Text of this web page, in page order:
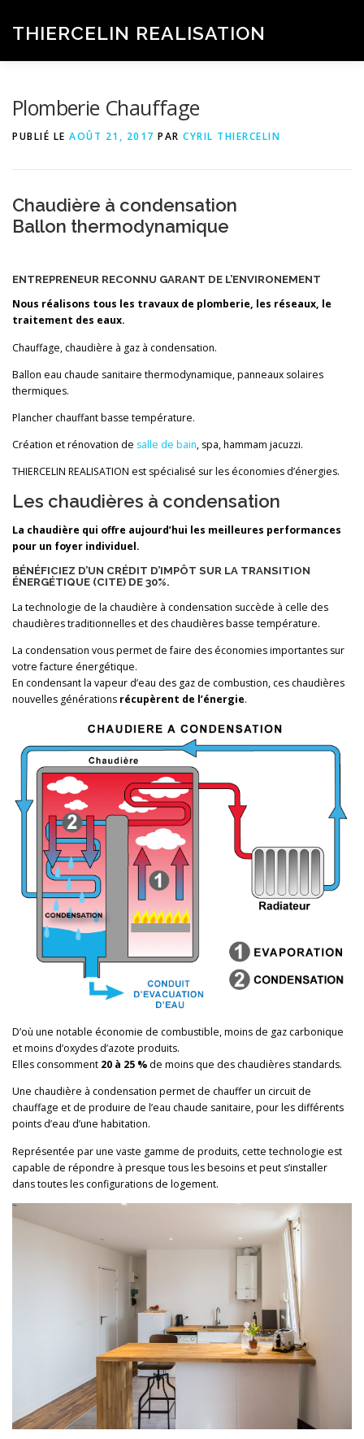
contenu
THIERCELIN REALISATION
QUALIFICATIONS ET ASSURANCES
Plomberie Chauffage
PUBLIÉ LE AOÛT 21, 2017 PAR CYRIL THIERCELIN
Chaudière à condensation
Ballon thermodynamique
ENTREPRENEUR RECONNU GARANT DE L’ENVIRONEMENT
Nous réalisons tous les travaux de plomberie, les réseaux, le
traitement des eaux.
Chauffage, chaudière à gaz à condensation.
Ballon eau chaude sanitaire thermodynamique, panneaux solaires
thermiques.
Plancher chauffant basse température.
Création et rénovation de salle de bain, spa, hammam jacuzzi.
THIERCELIN REALISATION est spécialisé sur les économies d’énergies.
Les chaudières à condensation
La chaudière qui offre aujourd’hui les meilleures performances
pour un foyer individuel.
BÉNÉFICIEZ D’UN CRÉDIT D’IMPÔT SUR LA TRANSITION
ÉNERGÉTIQUE (CITE) DE 30%.
La technologie de la chaudière à condensation succède à celle des
chaudières traditionnelles et des chaudières basse température.
La condensation vous permet de faire des économies importantes sur
votre facture énergétique.
En condensant la vapeur d’eau des gaz de combustion, ces chaudières
nouvelles générations récupèrent de l’énergie.
D’où une notable économie de combustible, moins de gaz carbonique
et moins d’oxydes d’azote produits.
Elles consomment 20 à 25 % de moins que des chaudières standards.
Une chaudière à condensation permet de chauffer un circuit de
chauffage et de produire de l’eau chaude sanitaire, pour les différents
points d’eau d’une habitation.
Représentée par une vaste gamme de produits, cette technologie est
capable de répondre à presque tous les besoins et peut s’installer
dans toutes les configurations de logement.